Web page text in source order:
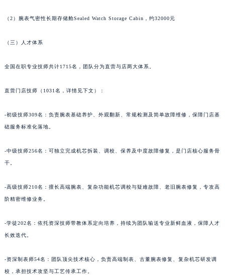
（2）腕表气密性长期存储舱Sealed Watch Storage Cabin，约32000元
（三）人才体系
全国在职专业技师共计1715名，团队分为直营与店两大体系。
直营门店技师（1031名，详情见下文）：
-初级技师309名：负责腕表基础养护、外观翻新、常规检测及简单故障维修，保障门店基
础服务标准化落地。
-中级技师256名：可独立完成机芯拆装、调校、保养及中度故障修复，是门店核心服务骨
干。
-高级技师210名：擅长高端腕表、复杂功能机芯调校与疑难故障、老旧腕表修复，专攻高
阶精密维修业务。
-学徒202名：依托资深技师带教体系定向培养，持续为团队输送专业新鲜血液，保障人才
长效迭代。
-资深制表师54名：团队顶尖技术核心，负责高端制表、古董腕表修复、复杂机芯研发调
校，承担技术攻坚与工艺传承工作。